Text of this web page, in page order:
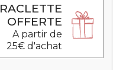
RACLETTE
OFFERTE
A partir de
25€ d'achat